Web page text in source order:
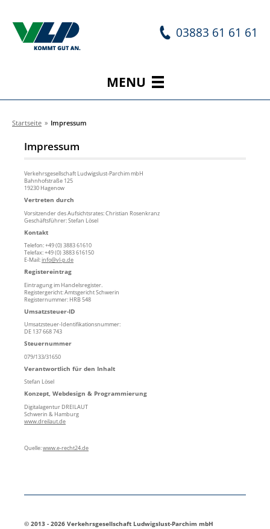
03883 61 61 61
MENU
Startseite » Impressum
Impressum
Verkehrsgesellschaft Ludwigslust-Parchim mbH
Bahnhofstraße 125
19230 Hagenow
Vertreten durch
Vorsitzender des Aufsichtsrates: Christian Rosenkranz
Geschäftsführer: Stefan Lösel
Kontakt
Telefon: +49 (0) 3883 61610
Telefax: +49 (0) 3883 616150
E-Mail:info@vl-p.de
Registereintrag
Eintragung im Handelsregister.
Registergericht: Amtsgericht Schwerin
Registernummer: HRB 548
Umsatzsteuer-ID
Umsatzsteuer-Identifikationsnummer:
DE 137 668 743
Steuernummer
079/133/31650
Verantwortlich für den Inhalt
Stefan Lösel
Konzept, Webdesign & Programmierung
Digitalagentur DREILAUT
Schwerin & Hamburg
www.dreilaut.de
Quelle:www.e-recht24.de
© 2013 - 2026 Verkehrsgesellschaft Ludwigslust-Parchim mbH